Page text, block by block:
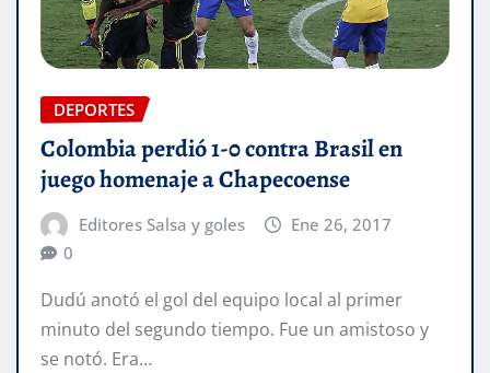
DEPORTES
Colombia perdió 1-0 contra Brasil en
juego homenaje a Chapecoense
Editores Salsa y goles
Ene 26, 2017
0
Dudú anotó el gol del equipo local al primer
minuto del segundo tiempo. Fue un amistoso y
se notó. Era…